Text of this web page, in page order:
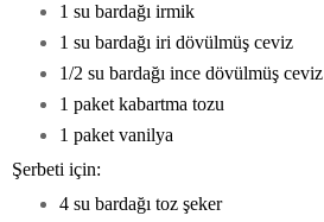
1 su bardağı irmik
1 su bardağı iri dövülmüş ceviz
1/2 su bardağı ince dövülmüş ceviz
1 paket kabartma tozu
1 paket vanilya
Şerbeti için:
4 su bardağı toz şeker